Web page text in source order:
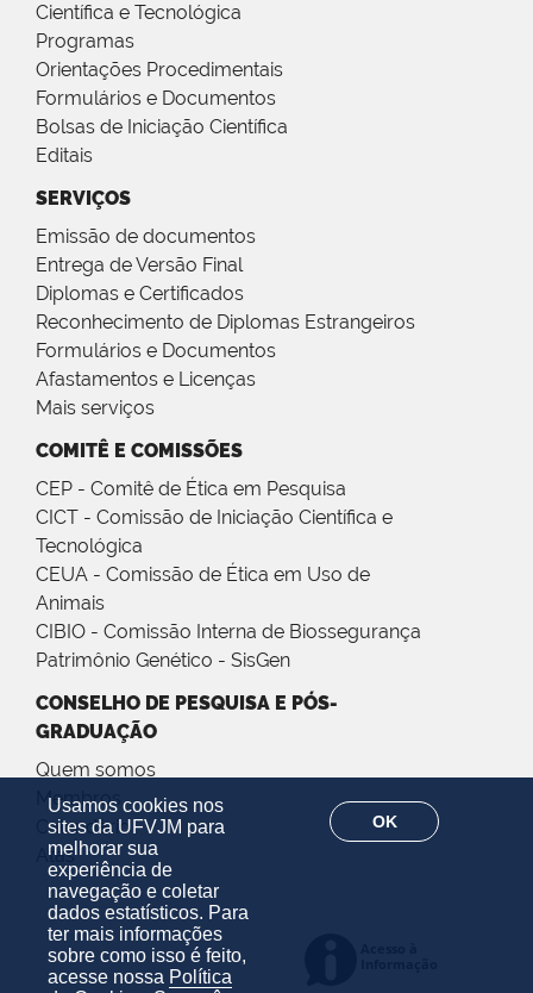
Usamos cookies nos
sites da UFVJM para
melhorar sua
experiência de
navegação e coletar
dados estatísticos. Para
ter mais informações
sobre como isso é feito,
acesse nossa Política
OK
Científica e Tecnológica
Programas
Orientações Procedimentais
Formulários e Documentos
Bolsas de Iniciação Científica
Editais
SERVIÇOS
Emissão de documentos
Entrega de Versão Final
Diplomas e Certificados
Reconhecimento de Diplomas Estrangeiros
Formulários e Documentos
Afastamentos e Licenças
Mais serviços
COMITÊ E COMISSÕES
CEP - Comitê de Ética em Pesquisa
CICT - Comissão de Iniciação Científica e
Tecnológica
CEUA - Comissão de Ética em Uso de
Animais
CIBIO - Comissão Interna de Biossegurança
Patrimônio Genético - SisGen
CONSELHO DE PESQUISA E PÓS-
GRADUAÇÃO
Quem somos
Membros
Calendário
Atas